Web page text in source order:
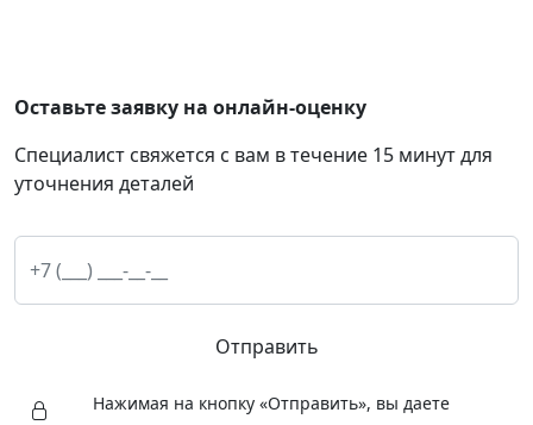
Оставьте заявку на онлайн-оценку
Специалист свяжется с вам в течение 15 минут для
уточнения деталей
Отправить
Нажимая на кнопку «Отправить», вы даете